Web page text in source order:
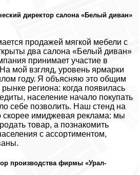
директор салона «Белый диван»
продажей мягкой мебели с
два салона «Белый диван»
принимает участие в
мой взгляд, уровень ярмарки
году. Я объясняю это общим
региона: когда появилась
население начало покупать
себе позволить. Наш стенд на
скорее имиджевая реклама: мы
товар, а познакомить
с ассортиментом,
производства фирмы «Урал-